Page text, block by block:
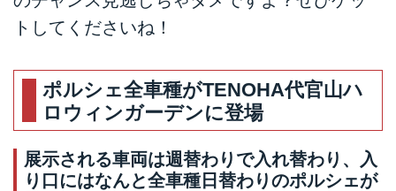
トしてくださいね！
ポルシェ全車種がTENOHA代官山ハ
ロウィンガーデンに登場
展示される車両は週替わりで入れ替わり、入
り口にはなんと全車種日替わりのポルシェが